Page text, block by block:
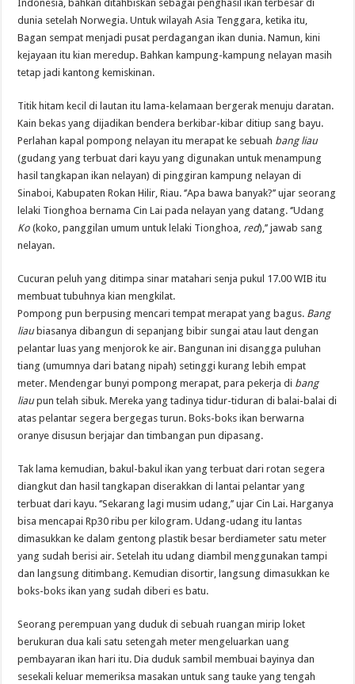
Indonesia, bahkan ditahbiskan sebagai penghasil ikan terbesar di
dunia setelah Norwegia. Untuk wilayah Asia Tenggara, ketika itu,
Bagan sempat menjadi pusat perdagangan ikan dunia. Namun, kini
kejayaan itu kian meredup. Bahkan kampung-kampung nelayan masih
tetap jadi kantong kemiskinan.
Titik hitam kecil di lautan itu lama-kelamaan bergerak menuju daratan.
Kain bekas yang dijadikan bendera berkibar-kibar ditiup sang bayu.
Perlahan kapal pompong nelayan itu merapat ke sebuah bang liau
(gudang yang terbuat dari kayu yang digunakan untuk menampung
hasil tangkapan ikan nelayan) di pinggiran kampung nelayan di
Sinaboi, Kabupaten Rokan Hilir, Riau. ‘’Apa bawa banyak?’’ ujar seorang
lelaki Tionghoa bernama Cin Lai pada nelayan yang datang. ‘’Udang
Ko(koko, panggilan umum untuk lelaki Tionghoa, red),’’ jawab sang
nelayan.
Cucuran peluh yang ditimpa sinar matahari senja pukul 17.00 WIB itu
membuat tubuhnya kian mengkilat.
Pompong pun berpusing mencari tempat merapat yang bagus. Bang
liaubiasanya dibangun di sepanjang bibir sungai atau laut dengan
pelantar luas yang menjorok ke air. Bangunan ini disangga puluhan
tiang (umumnya dari batang nipah) setinggi kurang lebih empat
meter. Mendengar bunyi pompong merapat, para pekerja di bang
liaupun telah sibuk. Mereka yang tadinya tidur-tiduran di balai-balai di
atas pelantar segera bergegas turun. Boks-boks ikan berwarna
oranye disusun berjajar dan timbangan pun dipasang.
Tak lama kemudian, bakul-bakul ikan yang terbuat dari rotan segera
diangkut dan hasil tangkapan diserakkan di lantai pelantar yang
terbuat dari kayu. ‘’Sekarang lagi musim udang,’’ ujar Cin Lai. Harganya
bisa mencapai Rp30 ribu per kilogram. Udang-udang itu lantas
dimasukkan ke dalam gentong plastik besar berdiameter satu meter
yang sudah berisi air. Setelah itu udang diambil menggunakan tampi
dan langsung ditimbang. Kemudian disortir, langsung dimasukkan ke
boks-boks ikan yang sudah diberi es batu.
Seorang perempuan yang duduk di sebuah ruangan mirip loket
berukuran dua kali satu setengah meter mengeluarkan uang
pembayaran ikan hari itu. Dia duduk sambil membuai bayinya dan
sesekali keluar memeriksa masakan untuk sang tauke yang tengah